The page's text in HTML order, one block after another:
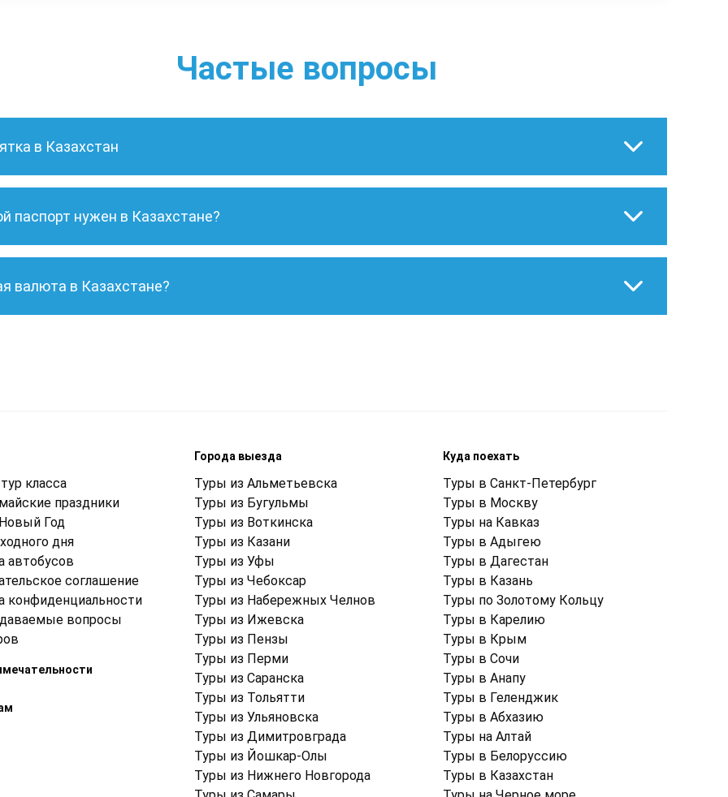
Частые вопросы
в Казахстан
паспорт нужен в Казахстане?
валюта в Казахстане?
класса
праздники
Год
дня
автобусов
соглашение
конфиденциальности
вопросы
Города выезда
Туры из Альметьевска
Туры из Бугульмы
Туры из Воткинска
Туры из Казани
Туры из Уфы
Туры из Чебоксар
Туры из Набережных Челнов
Туры из Ижевска
Туры из Пензы
Туры из Перми
Туры из Саранска
Туры из Тольятти
Туры из Ульяновска
Туры из Димитровграда
Туры из Йошкар-Олы
Туры из Нижнего Новгорода
Куда поехать
Туры в Санкт-Петербург
Туры в Москву
Туры на Кавказ
Туры в Адыгею
Туры в Дагестан
Туры в Казань
Туры по Золотому Кольцу
Туры в Карелию
Туры в Крым
Туры в Cочи
Туры в Анапу
Туры в Геленджик
Туры в Абхазию
Туры на Алтай
Туры в Белоруссию
Туры в Казахстан